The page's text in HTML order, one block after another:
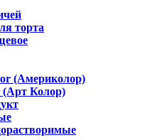
торта
(Америколор)
(Арт Колор)